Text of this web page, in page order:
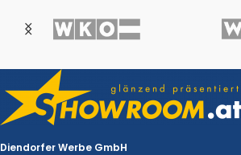
Diendorfer Werbe GmbH